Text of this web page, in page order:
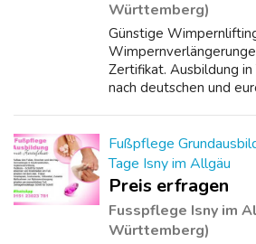
Württemberg)
Günstige
Zertifikat. Ausbildung
nach deutschen und
Wicht...
Fußpflege
Tage Isny im Allgäu
Preis erfragen
Fusspflege Isny im
Württemberg)